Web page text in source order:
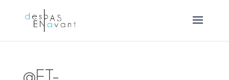
@ET-